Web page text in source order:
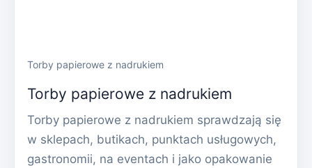
Torby papierowe z nadrukiem
Torby papierowe z nadrukiem
Torby papierowe z nadrukiem sprawdzają się
w sklepach, butikach, punktach usługowych,
gastronomii, na eventach i jako opakowanie